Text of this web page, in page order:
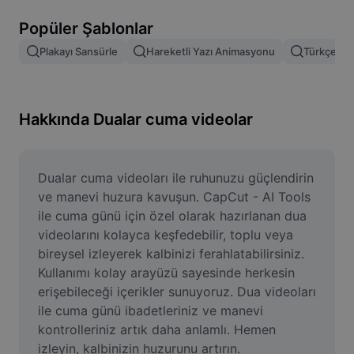
Resim birleştirme
Resmi Yeniden Boyutlandırma
Mizah Görseli Oluşturucu
AI Text Remover
AI People Remover
AI Inpainting
Face Cutout
Popüler Şablonlar
Plakayı Sansürle Hareketli Yazı Animasyonu Türkçe
Hakkında Dualar cuma videolar
Dualar cuma videoları ile ruhunuzu güçlendirin
ve manevi huzura kavuşun. CapCut - AI Tools
ile cuma günü için özel olarak hazırlanan dua
videolarını kolayca keşfedebilir, toplu veya
bireysel izleyerek kalbinizi ferahlatabilirsiniz.
Kullanımı kolay arayüzü sayesinde herkesin
erişebileceği içerikler sunuyoruz. Dua videoları
ile cuma günü ibadetleriniz ve manevi
kontrolleriniz artık daha anlamlı. Hemen
izleyin, kalbinizin huzurunu artırın.